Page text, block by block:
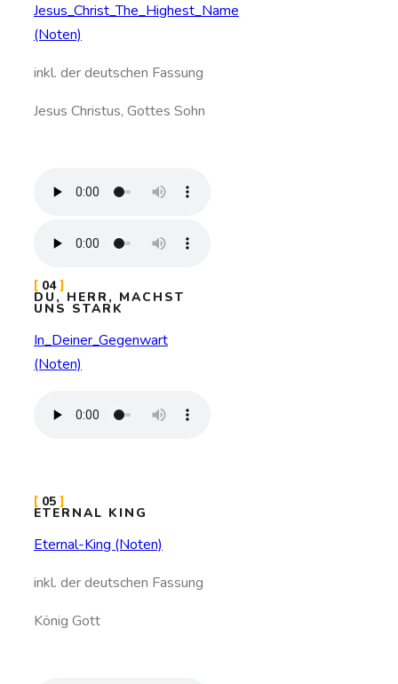
Jesus_Christ_The_Highest_Name
(Noten)
inkl. der deutschen Fassung
Jesus Christus, Gottes Sohn
04
DU, HERR, MACHST
UNS STARK
In_Deiner_Gegenwart
(Noten)
05
ETERNAL KING
Eternal-King (Noten)
inkl. der deutschen Fassung
König Gott